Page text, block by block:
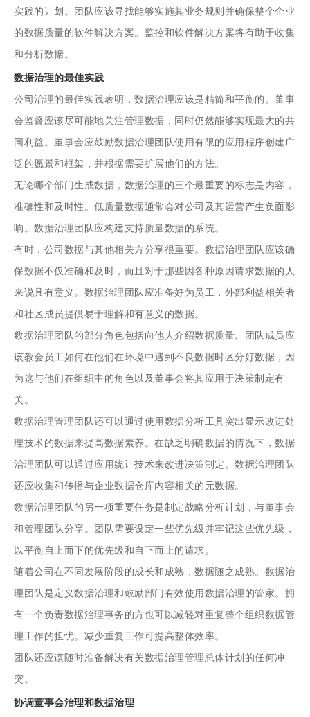
实践的计划。团队应该寻找能够实施其业务规则并确保整个企业
的数据质量的软件解决方案。监控和软件解决方案将有助于收集
和分析数据。
数据治理的最佳实践
公司治理的最佳实践表明，数据治理应该是精简和平衡的。董事
会监督应该尽可能地关注管理数据，同时仍然能够实现最大的共
同利益。董事会应鼓励数据治理团队使用有限的应用程序创建广
泛的愿景和框架，并根据需要扩展他们的方法。
无论哪个部门生成数据，数据治理的三个最重要的标志是内容，
准确性和及时性。低质量数据通常会对公司及其运营产生负面影
响。数据治理团队应构建支持质量数据的系统。
有时，公司数据与其他相关方分享很重要。数据治理团队应该确
保数据不仅准确和及时，而且对于那些因各种原因请求数据的人
来说具有意义。数据治理团队应准备好为员工，外部利益相关者
和社区成员提供易于理解和有意义的数据。
数据治理团队的部分角色包括向他人介绍数据质量。团队成员应
该教会员工如何在他们在环境中遇到不良数据时区分好数据，因
为这与他们在组织中的角色以及董事会将其应用于决策制定有
关。
数据治理管理团队还可以通过使用数据分析工具突出显示改进处
理技术的数据来提高数据素养。在缺乏明确数据的情况下，数据
治理团队可以通过应用统计技术来改进决策制定。数据治理团队
还应收集和传播与企业数据仓库内容相关的元数据。
数据治理团队的另一项重要任务是制定战略分析计划，与董事会
和管理团队分享。团队需要设定一些优先级并牢记这些优先级，
以平衡自上而下的优先级和自下而上的请求。
随着公司在不同发展阶段的成长和成熟，数据随之成熟。数据治
理团队是定义数据治理和鼓励部门有效使用数据治理的管家。拥
有一个负责数据治理事务的方也可以减轻对重复整个组织数据管
理工作的担忧。减少重复工作可提高整体效率。
团队还应该随时准备解决有关数据治理管理总体计划的任何冲
突。
协调董事会治理和数据治理